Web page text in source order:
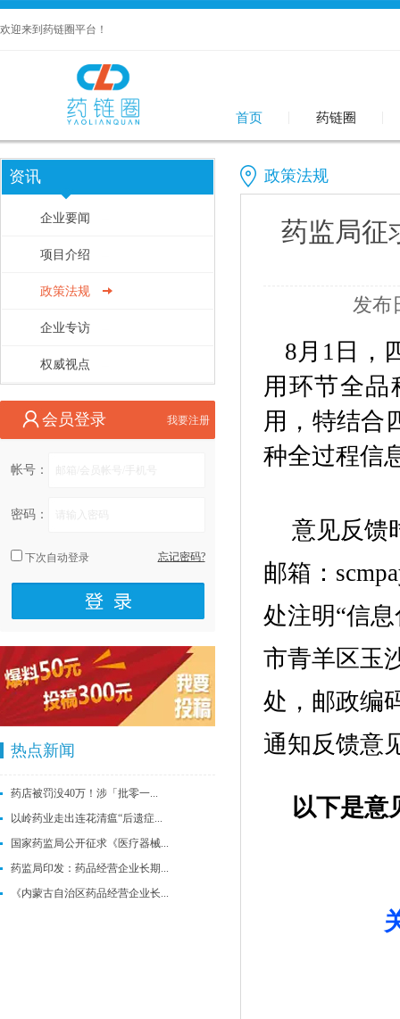
欢迎来到药链圈平台！
首页 药链圈
资讯
企业要闻
项目介绍
政策法规
企业专访
权威视点
我要注册
会员登录
帐号：
密码：
忘记密码?
下次自动登录
热点新闻
药店被罚没40万！涉「批零一...
以岭药业走出连花清瘟“后遗症...
国家药监局公开征求《医疗器械...
药监局印发：药品经营企业长期...
《内蒙古自治区药品经营企业长...
政策法规
药监局征
发布
8月1日，
用环节全品
用，特结合
种全过程信
意见反馈
邮箱：
处注明“信
市青羊区玉
处，邮政编
通知反馈意
以下是意